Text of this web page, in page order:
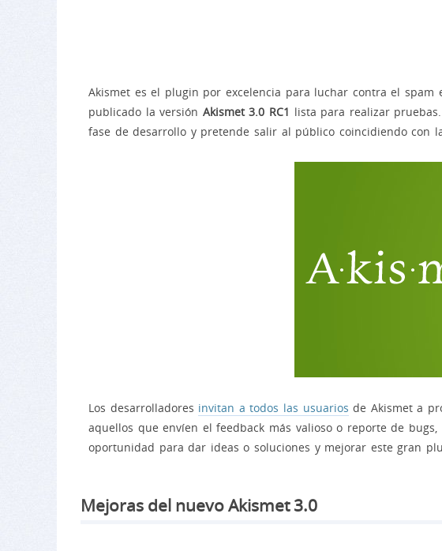
Akismet es el plugin por excelencia para luchar contra el
publicado la versión Akismet 3.0 RC1 lista para realizar
fase de desarrollo y pretende salir al público coincidiendo con
Los desarrolladores invitan a todos las usuarios de Akismet a
aquellos que envíen el feedback más valioso o reporte de
oportunidad para dar ideas o soluciones y mejorar este gran
Mejoras del nuevo Akismet 3.0